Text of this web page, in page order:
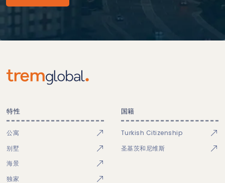
特性
公寓
别墅
海景
独家
国籍
Turkish Citizenship
圣基茨和尼维斯